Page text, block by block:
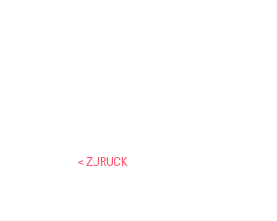
< ZURÜCK